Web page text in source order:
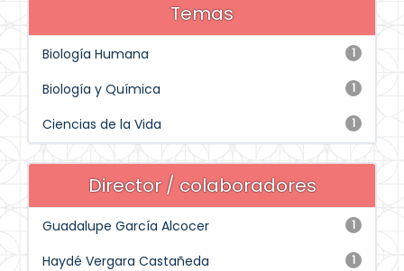
Temas
1
Biología Humana
1
Biología y Química
1
Ciencias de la Vida
Director / colaboradores
1
Guadalupe García Alcocer
1
Haydé Vergara Castañeda